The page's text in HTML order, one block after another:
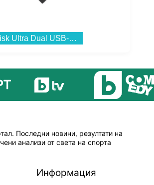
Памет USB SanDisk Ultra Dual USB-C/USB 3.1 128GB SDDDC3-128G-G46...
Последни новини, резултати на
анализи от света на спорта
Информация